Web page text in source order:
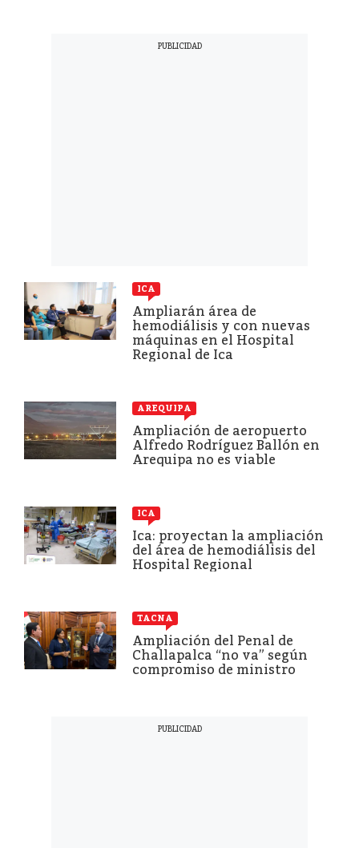
ICA
Ampliarán área de
hemodiálisis y con nuevas
máquinas en el Hospital
Regional de Ica
AREQUIPA
Ampliación de aeropuerto
Alfredo Rodríguez Ballón en
Arequipa no es viable
ICA
Ica: proyectan la ampliación
del área de hemodiálisis del
Hospital Regional
TACNA
Ampliación del Penal de
Challapalca “no va” según
compromiso de ministro